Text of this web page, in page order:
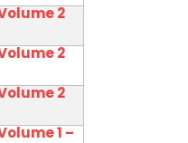
2
2
2
1 –